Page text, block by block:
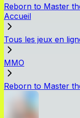
Reborn to Master
Accueil
Tous les jeux en
MMO
Reborn to Master